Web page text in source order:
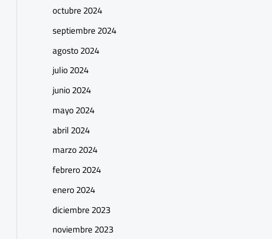
octubre 2024
septiembre 2024
agosto 2024
julio 2024
junio 2024
mayo 2024
abril 2024
marzo 2024
febrero 2024
enero 2024
diciembre 2023
noviembre 2023